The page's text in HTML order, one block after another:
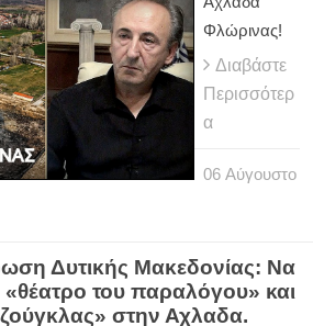
Φλώρινας!
Διαβάστε
Περισσότερ
α
06 Αύγουστο
Δυτικής Μακεδονίας: Να
«θέατρο του παραλόγου» και
στην Αχλαδα.